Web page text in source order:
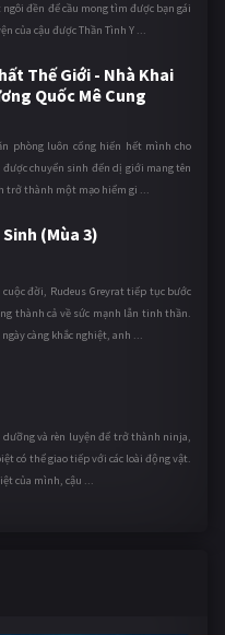
đền để cầu mong tìm được bạn gái
của cậu được Thần Tình Y ...
Thế Giới - Nhà Khai
Quốc Mê Cung
phòng luôn cống hiến hết mình cho
chuyển sinh đến dị giới mang tên
trở thành một mạo hiểm gi ...
(Mùa 3)
đời, Rudeus Greyrat tiếp tục bước
thành cả về sức mạnh lẫn tinh thần.
càng khắc nghiệt, anh ...
và rèn luyện để trở thành ninja,
có thể giao tiếp với các loài động vật.
của mình, cậu ...